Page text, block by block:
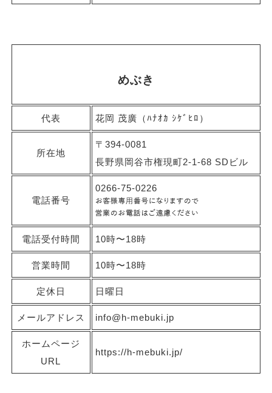
めぶき
代表 花岡 茂廣（ﾊﾅｵｶ ｼｹﾞﾋﾛ）
所在地
〒394-0081
長野県岡谷市権現町2-1-68 SDビル
電話番号
0266-75-0226
電話受付時間 10時〜18時
営業時間 10時〜18時
定休日 日曜日
メールアドレス info@h-mebuki.jp
ホームページ
URL
https://h-mebuki.jp/